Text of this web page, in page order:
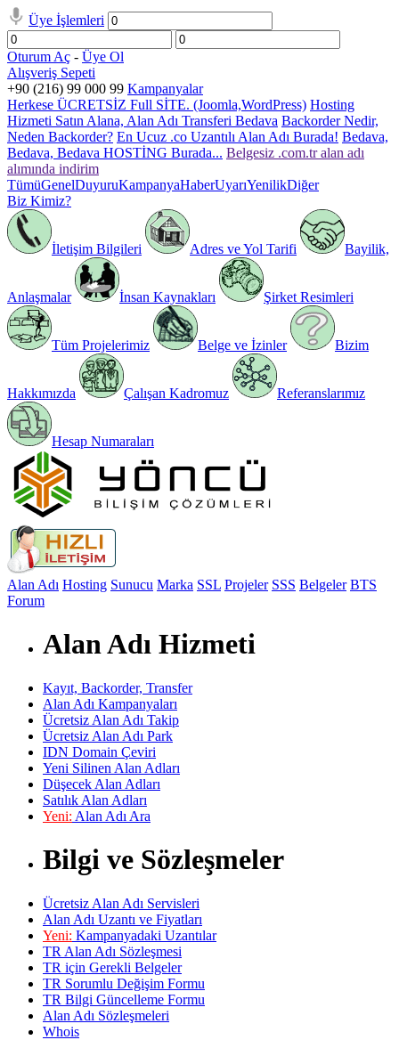
Üye İşlemleri
Oturum Aç - Üye Ol
Alışveriş Sepeti
+90 (216) 99 000 99 Kampanyalar
Herkese ÜCRETSİZ Full SİTE. (Joomla,WordPress) Hosting
Hizmeti Satın Alana, Alan Adı Transferi Bedava Backorder Nedir,
Neden Backorder? En Ucuz .co Uzantılı Alan Adı Burada! Bedava,
Bedava, Bedava HOSTİNG Burada... Belgesiz .com.tr alan adı
alımında indirim
TümüGenelDuyuruKampanyaHaberUyarıYenilikDiğer
Biz Kimiz?
İletişim Bilgileri Adres ve Yol Tarifi Bayilik,
Anlaşmalar İnsan Kaynakları Şirket Resimleri
Tüm Projelerimiz Belge ve İzinler Bizim
Hakkımızda Çalışan Kadromuz Referanslarımız
Hesap Numaraları
Alan Adı Hosting Sunucu Marka SSL Projeler SSS Belgeler BTS
Forum
Alan Adı Hizmeti
Kayıt, Backorder, Transfer
Alan Adı Kampanyaları
Ücretsiz Alan Adı Takip
Ücretsiz Alan Adı Park
IDN Domain Çeviri
Yeni Silinen Alan Adları
Düşecek Alan Adları
Satılık Alan Adları
Yeni: Alan Adı Ara
Bilgi ve Sözleşmeler
Ücretsiz Alan Adı Servisleri
Alan Adı Uzantı ve Fiyatları
Yeni: Kampanyadaki Uzantılar
TR Alan Adı Sözleşmesi
TR için Gerekli Belgeler
TR Sorumlu Değişim Formu
TR Bilgi Güncelleme Formu
Alan Adı Sözleşmeleri
Whois